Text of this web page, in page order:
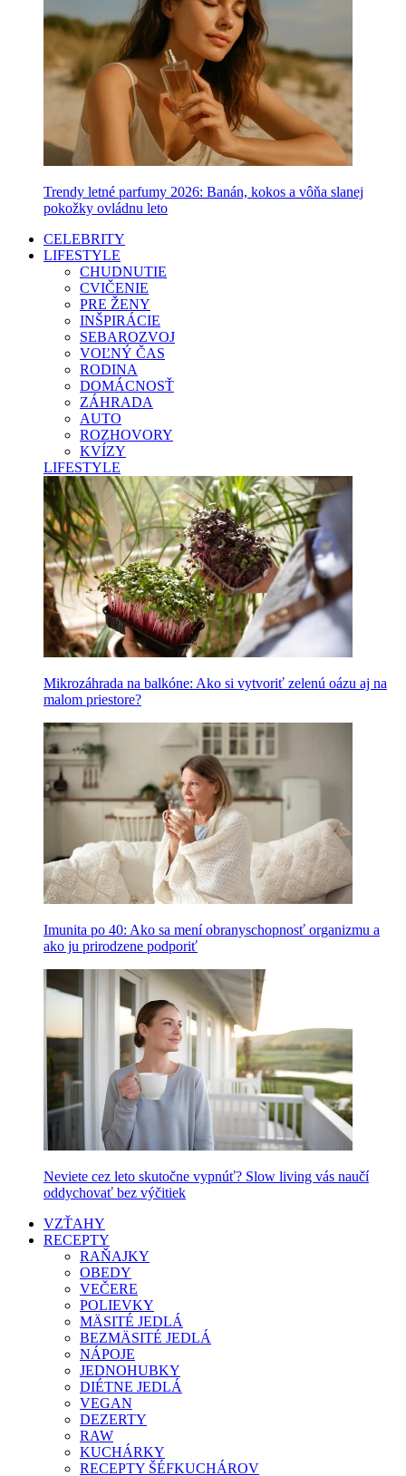
Trendy letné parfumy 2026: Banán, kokos a vôňa slanej
pokožky ovládnu leto
CELEBRITY
LIFESTYLE
CHUDNUTIE
CVIČENIE
PRE ŽENY
INŠPIRÁCIE
SEBAROZVOJ
VOĽNÝ ČAS
RODINA
DOMÁCNOSŤ
ZÁHRADA
AUTO
ROZHOVORY
KVÍZY
LIFESTYLE
Mikrozáhrada na balkóne: Ako si vytvoriť zelenú oázu aj na
malom priestore?
Imunita po 40: Ako sa mení obranyschopnosť organizmu a
ako ju prirodzene podporiť
Neviete cez leto skutočne vypnúť? Slow living vás naučí
oddychovať bez výčitiek
VZŤAHY
RECEPTY
RAŇAJKY
OBEDY
VEČERE
POLIEVKY
MÄSITÉ JEDLÁ
BEZMÄSITÉ JEDLÁ
NÁPOJE
JEDNOHUBKY
DIÉTNE JEDLÁ
VEGAN
DEZERTY
RAW
KUCHÁRKY
RECEPTY ŠÉFKUCHÁROV